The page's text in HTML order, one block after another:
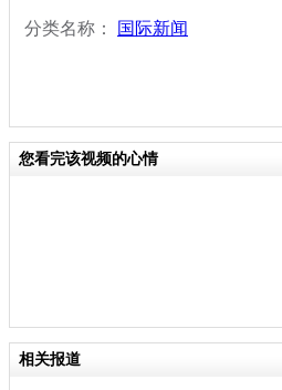
分类名称： 国际新闻
您看完该视频的心情
相关报道